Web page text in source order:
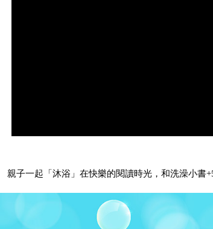
親子一起「沐浴」在快樂的閱讀時光，和洗澡小書